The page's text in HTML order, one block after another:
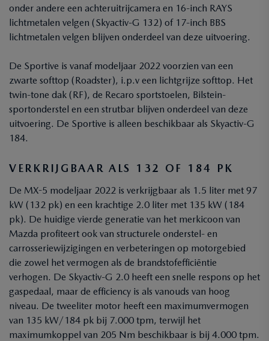
onder andere een achteruitrijcamera en 16-inch RAYS
lichtmetalen velgen (Skyactiv-G 132) of 17-inch BBS
lichtmetalen velgen blijven onderdeel van deze uitvoering.
De Sportive is vanaf modeljaar 2022 voorzien van een
zwarte softtop (Roadster), i.p.v een lichtgrijze softtop. Het
twin-tone dak (RF), de Recaro sportstoelen, Bilstein-
sportonderstel en een strutbar blijven onderdeel van deze
uitvoering. De Sportive is alleen beschikbaar als Skyactiv-G
184.
VERKRIJGBAAR ALS 132 OF 184 PK
De MX-5 modeljaar 2022 is verkrijgbaar als 1.5 liter met 97
kW (132 pk) en een krachtige 2.0 liter met 135 kW (184
pk). De huidige vierde generatie van het merkicoon van
Mazda profiteert ook van structurele onderstel- en
carrosseriewijzigingen en verbeteringen op motorgebied
die zowel het vermogen als de brandstofefficiëntie
verhogen. De Skyactiv-G 2.0 heeft een snelle respons op het
gaspedaal, maar de efficiency is als vanouds van hoog
niveau. De tweeliter motor heeft een maximumvermogen
van 135 kW/184 pk bij 7.000 tpm, terwijl het
maximumkoppel van 205 Nm beschikbaar is bij 4.000 tpm.